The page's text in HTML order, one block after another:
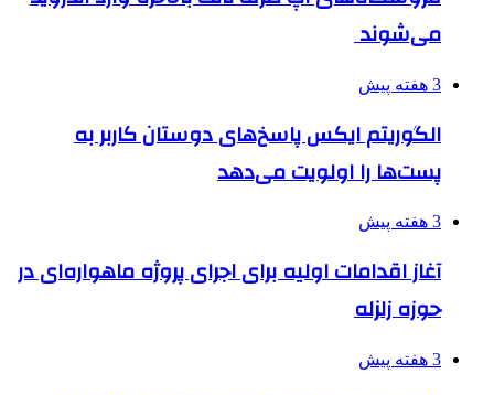
می‌شوند
3 هفته پیش
الگوریتم ایکس پاسخ‌های دوستان کاربر به
پست‌ها را اولویت می‌دهد
3 هفته پیش
آغاز اقدامات اولیه برای اجرای پروژه ماهواره‌ای در
حوزه زلزله
3 هفته پیش